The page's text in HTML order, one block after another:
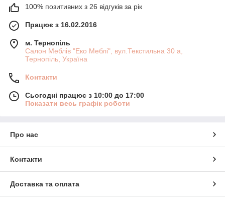
100% позитивних з 26 відгуків за рік
Працює з 16.02.2016
м. Тернопіль
Салон Меблів "Еко Меблі", вул.Текстильна 30 а,
Тернопіль, Україна
Контакти
Сьогодні працює з 10:00 до 17:00
Показати весь графік роботи
Про нас
Контакти
Доставка та оплата